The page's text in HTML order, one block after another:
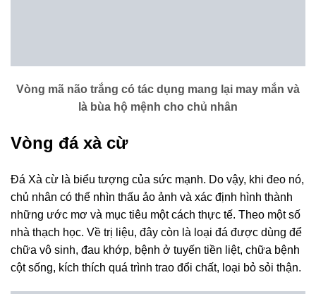
Vòng mã não trắng có tác dụng mang lại may mắn và
là bùa hộ mệnh cho chủ nhân
Vòng đá xà cừ
Đá Xà cừ là biểu tượng của sức mạnh. Do vậy, khi đeo nó,
chủ nhân có thể nhìn thấu ảo ảnh và xác định hình thành
những ước mơ và mục tiêu một cách thực tế. Theo một số
nhà thạch học. Về trị liệu, đây còn là loại đá được dùng để
chữa vô sinh, đau khớp, bệnh ở tuyến tiền liệt, chữa bệnh
cột sống, kích thích quá trình trao đổi chất, loại bỏ sỏi thận.